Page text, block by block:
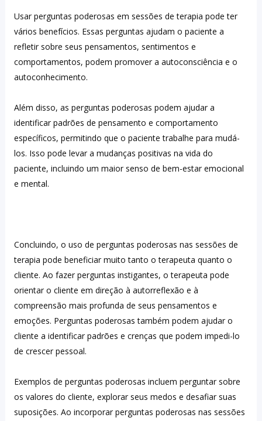
Usar perguntas poderosas em sessões de terapia pode ter
vários benefícios. Essas perguntas ajudam o paciente a
refletir sobre seus pensamentos, sentimentos e
comportamentos, podem promover a autoconsciência e o
autoconhecimento.
Além disso, as perguntas poderosas podem ajudar a
identificar padrões de pensamento e comportamento
específicos, permitindo que o paciente trabalhe para mudá-
los. Isso pode levar a mudanças positivas na vida do
paciente, incluindo um maior senso de bem-estar emocional
e mental.
Concluindo, o uso de perguntas poderosas nas sessões de
terapia pode beneficiar muito tanto o terapeuta quanto o
cliente. Ao fazer perguntas instigantes, o terapeuta pode
orientar o cliente em direção à autorreflexão e à
compreensão mais profunda de seus pensamentos e
emoções. Perguntas poderosas também podem ajudar o
cliente a identificar padrões e crenças que podem impedi-lo
de crescer pessoal.
Exemplos de perguntas poderosas incluem perguntar sobre
os valores do cliente, explorar seus medos e desafiar suas
suposições. Ao incorporar perguntas poderosas nas sessões